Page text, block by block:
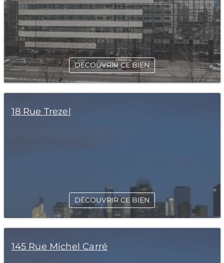
DÉCOUVRIR CE BIEN
18 Rue Trezel
DÉCOUVRIR CE BIEN
145 Rue Michel Carré